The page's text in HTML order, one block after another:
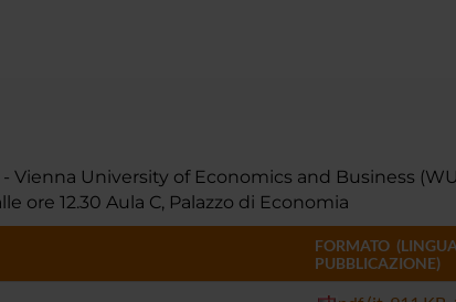
Vienna University of Economics and Business
ore 12.30 Aula C, Palazzo di Economia
FORMATO
PUBBLICAZIONE)